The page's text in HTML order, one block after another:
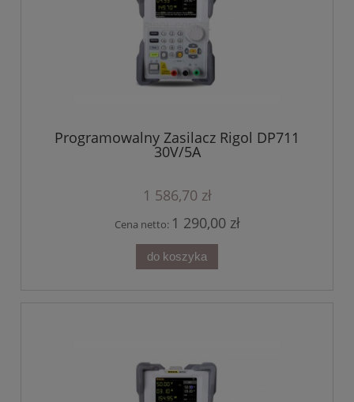
Programowalny Zasilacz Rigol DP711
30V/5A
1 586,70 zł
Cena netto: 1 290,00 zł
do koszyka